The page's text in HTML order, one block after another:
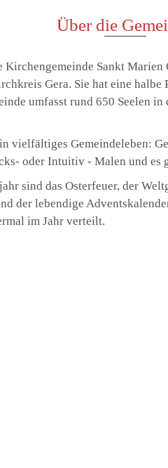
Über die
Sankt Marien
Gera. Sie hat eine
umfasst rund 650 Seelen
vielfältiges Gemeindeleben:
oder Intuitiv - Malen und
sind das Osterfeuer, der
der lebendige
im Jahr verteilt.